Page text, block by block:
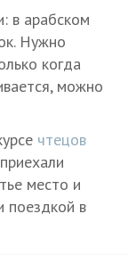
в арабском
Нужно
когда
можно
чтецов
место и
поездкой в